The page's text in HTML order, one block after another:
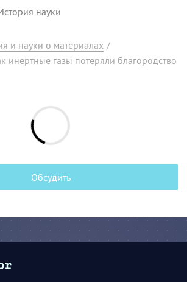
науки
и науки о материалах /
инертные газы потеряли благородство
Обсудить